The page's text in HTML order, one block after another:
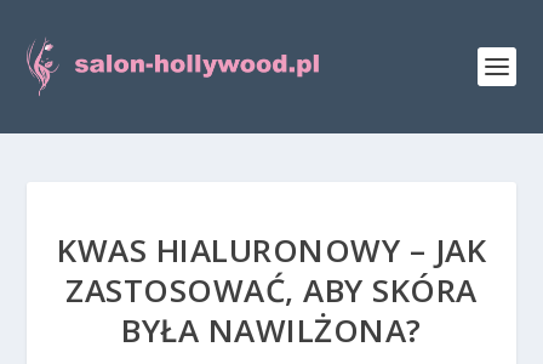
KWAS HIALURONOWY – JAK
ZASTOSOWAĆ, ABY SKÓRA
BYŁA NAWILŻONA?